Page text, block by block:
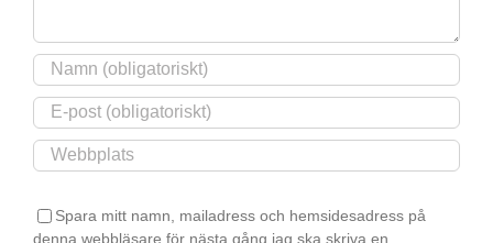
Spara mitt namn, mailadress och hemsidesadress på
denna webbläsare för nästa gång jag ska skriva en